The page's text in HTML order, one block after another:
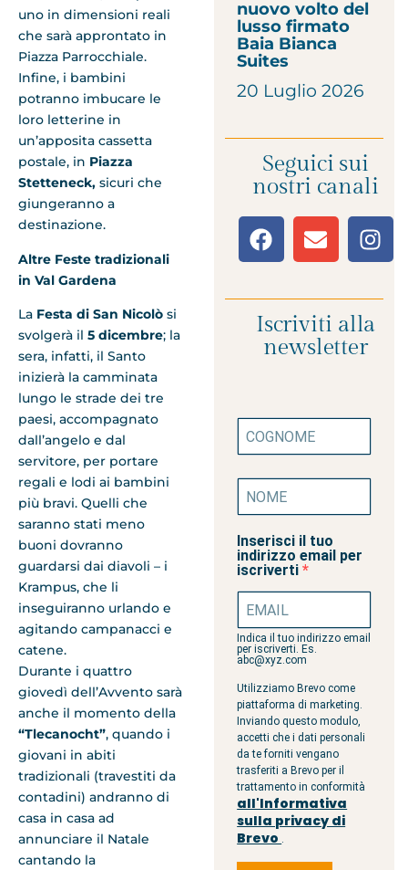
uno in dimensioni reali
che sarà approntato in
Piazza Parrocchiale.
Infine, i bambini
potranno imbucare le
loro letterine in
un’apposita cassetta
postale, in Piazza
Stetteneck, sicuri che
giungeranno a
destinazione.
Altre Feste tradizionali
in Val Gardena
La Festa di San Nicolò si
svolgerà il 5 dicembre; la
sera, infatti, il Santo
inizierà la camminata
lungo le strade dei tre
paesi, accompagnato
dall’angelo e dal
servitore, per portare
regali e lodi ai bambini
più bravi. Quelli che
saranno stati meno
buoni dovranno
guardarsi dai diavoli – i
Krampus, che li
inseguiranno urlando e
agitando campanacci e
catene.
Durante i quattro
giovedì dell’Avvento sarà
anche il momento della
“Tlecanocht”, quando i
giovani in abiti
tradizionali (travestiti da
contadini) andranno di
casa in casa ad
annunciare il Natale
cantando la
nuovo volto del
lusso firmato
Baia Bianca
Suites
20 Luglio 2026
Seguici sui
nostri canali
Iscriviti alla
newsletter
Inserisci il tuo
indirizzo email per
iscriverti
Indica il tuo indirizzo email
per iscriverti. Es.
abc@xyz.com
Utilizziamo Brevo come
piattaforma di marketing.
Inviando questo modulo,
accetti che i dati personali
da te forniti vengano
trasferiti a Brevo per il
trattamento in conformità
all'Informativa
sulla privacy di
Brevo .